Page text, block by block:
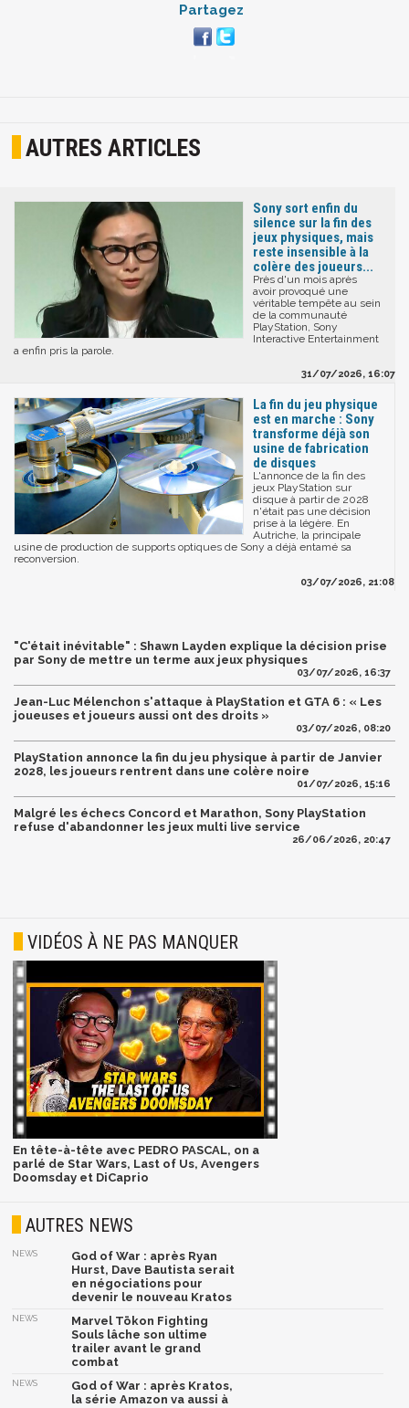
Partagez
AUTRES ARTICLES
Sony sort enfin du
silence sur la fin des
jeux physiques, mais
reste insensible à la
colère des joueurs...
Près d'un mois après
avoir provoqué une
véritable tempête au sein
de la communauté
PlayStation, Sony
Interactive Entertainment
a enfin pris la parole.
31/07/2026, 16:07
La fin du jeu physique
est en marche : Sony
transforme déjà son
usine de fabrication
de disques
L'annonce de la fin des
jeux PlayStation sur
disque à partir de 2028
n'était pas une décision
prise à la légère. En
Autriche, la principale
usine de production de supports optiques de Sony a déjà entamé sa
reconversion.
03/07/2026, 21:08
"C'était inévitable" : Shawn Layden explique la décision prise
par Sony de mettre un terme aux jeux physiques
03/07/2026, 16:37
Jean-Luc Mélenchon s'attaque à PlayStation et GTA 6 : « Les
joueuses et joueurs aussi ont des droits »
03/07/2026, 08:20
PlayStation annonce la fin du jeu physique à partir de Janvier
2028, les joueurs rentrent dans une colère noire
01/07/2026, 15:16
Malgré les échecs Concord et Marathon, Sony PlayStation
refuse d'abandonner les jeux multi live service
26/06/2026, 20:47
VIDÉOS À NE PAS MANQUER
En tête-à-tête avec PEDRO PASCAL, on a
parlé de Star Wars, Last of Us, Avengers
Doomsday et DiCaprio
AUTRES NEWS
NEWS
God of War : après Ryan
Hurst, Dave Bautista serait
en négociations pour
devenir le nouveau Kratos
NEWS
Marvel Tōkon Fighting
Souls lâche son ultime
trailer avant le grand
combat
NEWS
God of War : après Kratos,
la série Amazon va aussi à